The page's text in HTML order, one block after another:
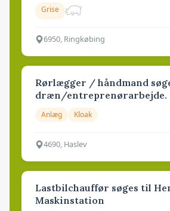
Grise
6950, Ringkøbing
Rørlægger / håndmand
dræn/entreprenørarbejde.
Anlæg Kloak
4690, Haslev
Lastbilchauffør søges til
Maskinstation